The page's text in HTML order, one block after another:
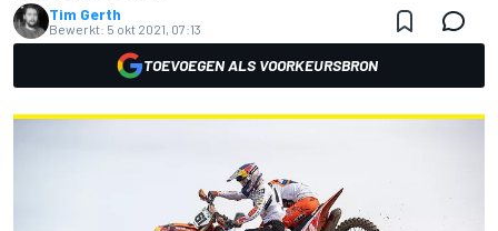
Tim Gerth
Bewerkt: 5 okt 2021, 07:13
TOEVOEGEN ALS VOORKEURSBRON